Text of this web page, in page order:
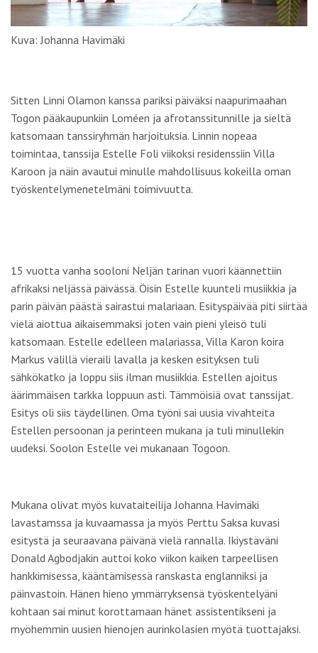
Kuva: Johanna Havimäki
Sitten Linni Olamon kanssa pariksi päiväksi naapurimaahan
Togon pääkaupunkiin Loméen ja afrotanssitunnille ja sieltä
katsomaan tanssiryhmän harjoituksia. Linnin nopeaa
toimintaa, tanssija Estelle Foli viikoksi residenssiin Villa
Karoon ja näin avautui minulle mahdollisuus kokeilla oman
työskentelymenetelmäni toimivuutta.
15 vuotta vanha sooloni Neljän tarinan vuori käännettiin
afrikaksi neljässä päivässä. Öisin Estelle kuunteli musiikkia ja
parin päivän päästä sairastui malariaan. Esityspäivää piti siirtää
vielä aiottua aikaisemmaksi joten vain pieni yleisö tuli
katsomaan. Estelle edelleen malariassa, Villa Karon koira
Markus välillä vieraili lavalla ja kesken esityksen tuli
sähkökatko ja loppu siis ilman musiikkia. Estellen ajoitus
äärimmäisen tarkka loppuun asti. Tämmöisiä ovat tanssijat.
Esitys oli siis täydellinen. Oma työni sai uusia vivahteita
Estellen persoonan ja perinteen mukana ja tuli minullekin
uudeksi. Soolon Estelle vei mukanaan Togoon.
Mukana olivat myös kuvataiteilija Johanna Havimäki
lavastamssa ja kuvaamassa ja myös Perttu Saksa kuvasi
esitystä ja seuraavana päivänä vielä rannalla. Ikiystäväni
Donald Agbodjakin auttoi koko viikon kaiken tarpeellisen
hankkimisessa, kääntämisessä ranskasta englanniksi ja
päinvastoin. Hänen hieno ymmärryksensä työskentelyäni
kohtaan sai minut korottamaan hänet assistentikseni ja
myöhemmin uusien hienojen aurinkolasien myötä tuottajaksi.